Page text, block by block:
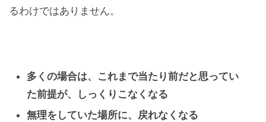
るわけではありません。
多くの場合は、これまで当たり前だと思ってい
た前提が、しっくりこなくなる
無理をしていた場所に、戻れなくなる